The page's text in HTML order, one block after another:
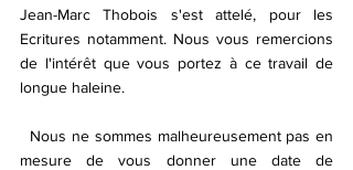
Jean-Marc Thobois s'est attelé, pour les
Ecritures notamment. Nous vous remercions
de l'intérêt que vous portez à ce travail de
longue haleine.
mesure de vous donner une date de